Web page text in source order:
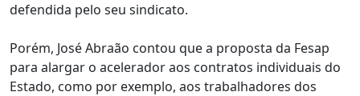
defendida pelo seu sindicato.
Porém, José Abraão contou que a proposta da Fesap
para alargar o acelerador aos contratos individuais do
Estado, como por exemplo, aos trabalhadores dos